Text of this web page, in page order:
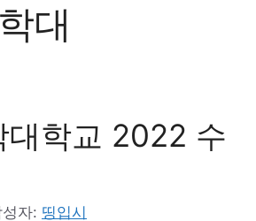
대
대학교 2022 수
성자: 띵입시